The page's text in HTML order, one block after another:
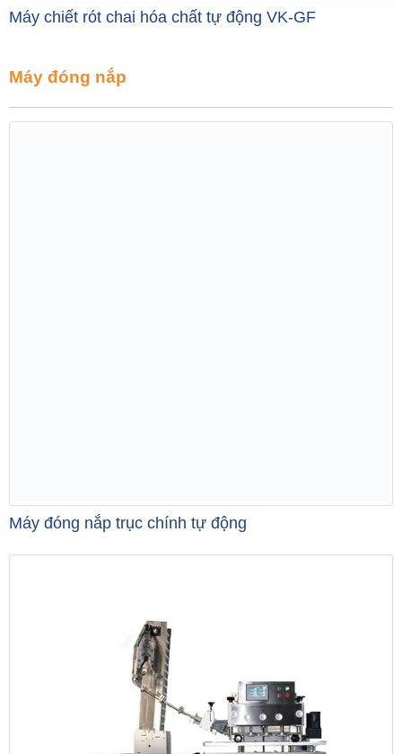
Máy chiết rót chai hóa chất tự động VK-GF
Máy đóng nắp
Máy đóng nắp trục chính tự động